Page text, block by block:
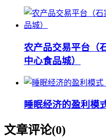
农产品交易平台（
中心食品城）
睡眠经济的盈利模
文章评论(0)